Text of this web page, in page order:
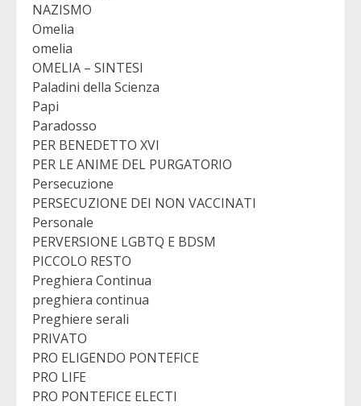
NAZISMO
Omelia
omelia
OMELIA – SINTESI
Paladini della Scienza
Papi
Paradosso
PER BENEDETTO XVI
PER LE ANIME DEL PURGATORIO
Persecuzione
PERSECUZIONE DEI NON VACCINATI
Personale
PERVERSIONE LGBTQ E BDSM
PICCOLO RESTO
Preghiera Continua
preghiera continua
Preghiere serali
PRIVATO
PRO ELIGENDO PONTEFICE
PRO LIFE
PRO PONTEFICE ELECTI